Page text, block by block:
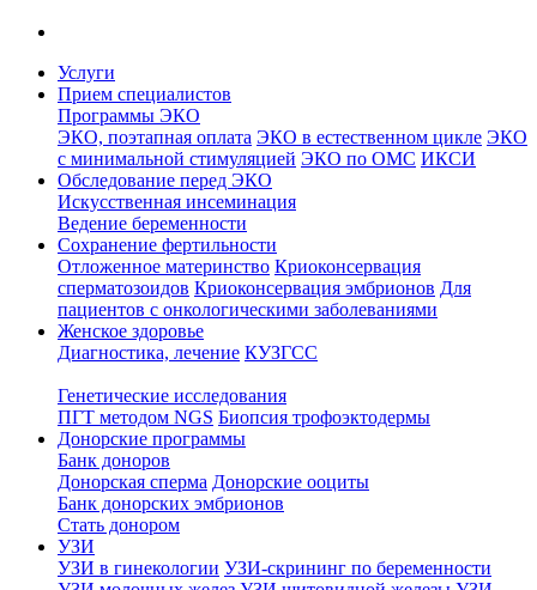
Услуги
Прием специалистов
Программы ЭКО
ЭКО, поэтапная оплата ЭКО в естественном цикле ЭКО
с минимальной стимуляцией ЭКО по ОМС ИКСИ
Обследование перед ЭКО
Искусственная инсеминация
Ведение беременности
Сохранение фертильности
Отложенное материнство Криоконсервация
сперматозоидов Криоконсервация эмбрионов Для
пациентов с онкологическими заболеваниями
Женское здоровье
Диагностика, лечение КУЗГСС
Генетические исследования
ПГТ методом NGS Биопсия трофоэктодермы
Донорские программы
Банк доноров
Донорская сперма Донорские ооциты
Банк донорских эмбрионов
Стать донором
УЗИ
УЗИ в гинекологии УЗИ-скрининг по беременности